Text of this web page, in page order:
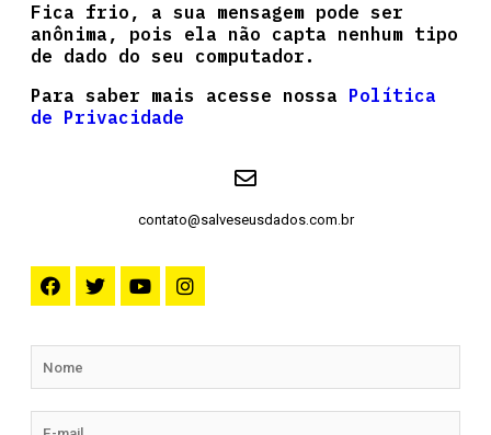
Fica frio, a sua mensagem pode ser
anônima, pois ela não capta nenhum tipo
de dado do seu computador.
Para saber mais acesse nossa Política
de Privacidade
contato@salveseusdados.com.br